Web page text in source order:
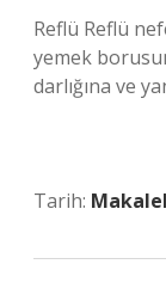
Reflü Reflü
yemek
darlığına ve
Tarih: